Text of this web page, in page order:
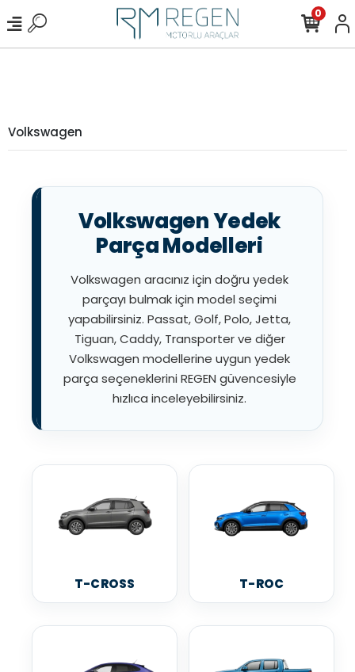
0
Volkswagen
Volkswagen Yedek
Parça Modelleri
Volkswagen aracınız için doğru yedek
parçayı bulmak için model seçimi
yapabilirsiniz. Passat, Golf, Polo, Jetta,
Tiguan, Caddy, Transporter ve diğer
Volkswagen modellerine uygun yedek
parça seçeneklerini REGEN güvencesiyle
hızlıca inceleyebilirsiniz.
T-CROSS T-ROC